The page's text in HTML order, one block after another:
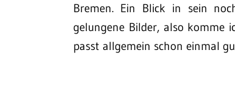
Bremen. Ein Blick in sein
gelungene Bilder, also komme
passt allgemein schon einmal